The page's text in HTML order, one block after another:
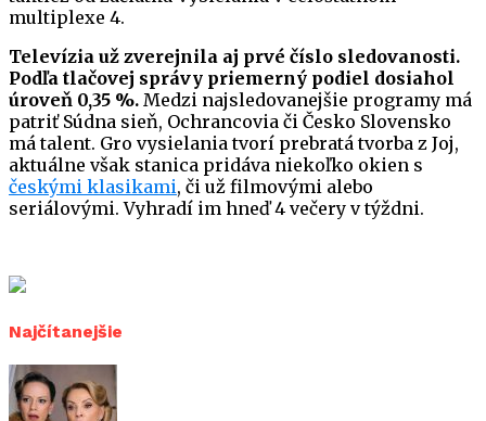
multiplexe 4.
Televízia už zverejnila aj prvé číslo sledovanosti.
Podľa tlačovej správy priemerný podiel dosiahol
úroveň 0,35 %. Medzi najsledovanejšie programy má
patriť Súdna sieň, Ochrancovia či Česko Slovensko
má talent. Gro vysielania tvorí prebratá tvorba z Joj,
aktuálne však stanica pridáva niekoľko okien s
českými klasikami, či už filmovými alebo
seriálovými. Vyhradí im hneď 4 večery v týždni.
Najčítanejšie